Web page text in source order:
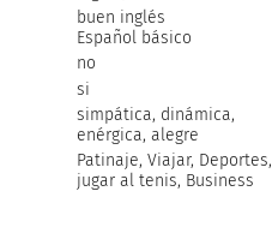
buen inglés
Español básico
no
si
simpática, dinámica,
enérgica, alegre
Patinaje, Viajar, Deportes,
jugar al tenis, Business